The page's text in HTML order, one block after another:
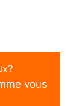
vous